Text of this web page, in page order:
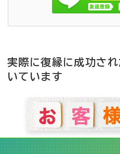
実際に復縁に成功さ
いています